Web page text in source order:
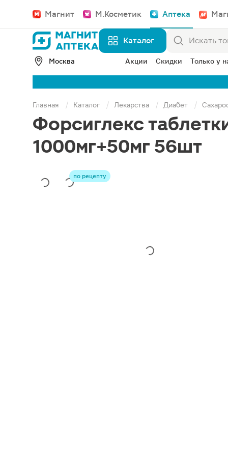
Магнит М.Косметик Аптека
Каталог
Москва Акции Скидки Только у
Главная Каталог Лекарства Диабет
Форсиглекс
1000мг+50мг 56шт
по рецепту